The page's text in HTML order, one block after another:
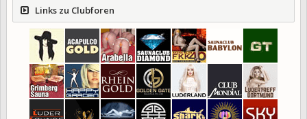
Links zu Clubforen